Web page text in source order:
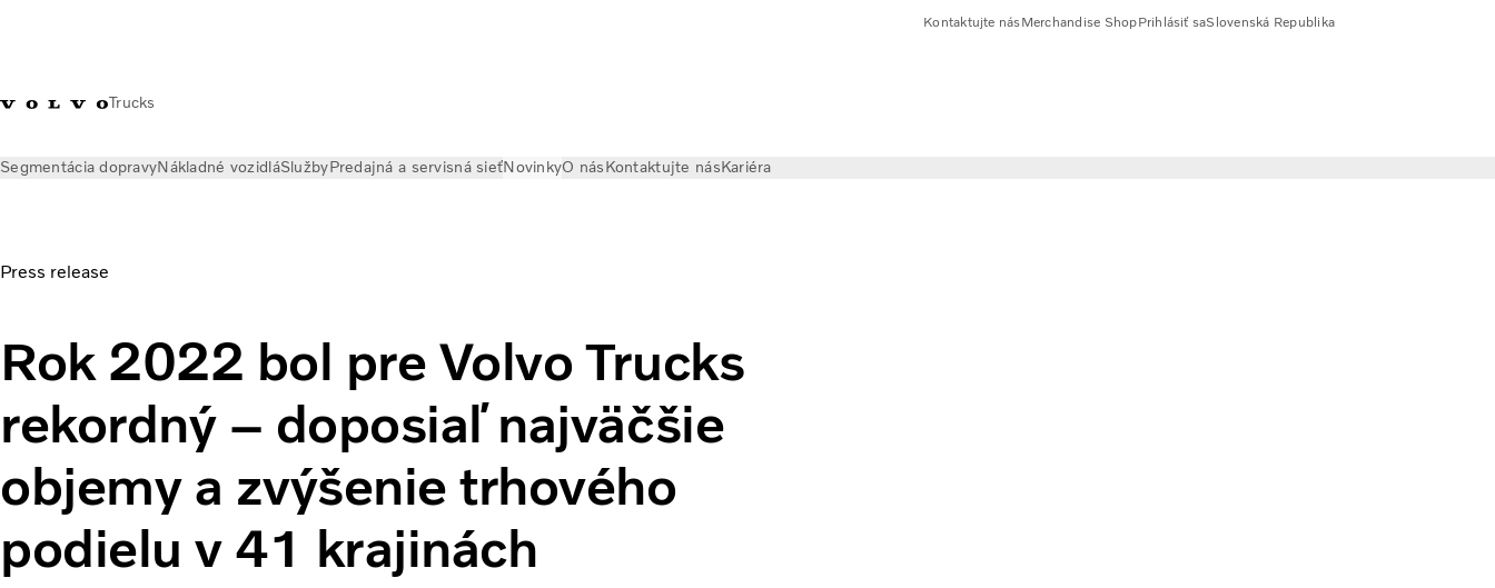
Trucks
Kontaktujte násMerchandise ShopPrihlásiť saSlovenská Republika
Segmentácia dopravyNákladné vozidláSlužbyPredajná a servisná sieťNovinkyO násKontaktujte násKariéra
Press release
Rok 2022 bol pre Volvo Trucks
rekordný – doposiaľ najväčšie
objemy a zvýšenie trhového
podielu v 41 krajinách